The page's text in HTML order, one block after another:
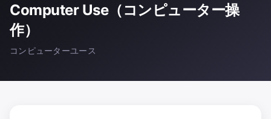
Computer Use（コンピューター操
作）
コンピューターユース